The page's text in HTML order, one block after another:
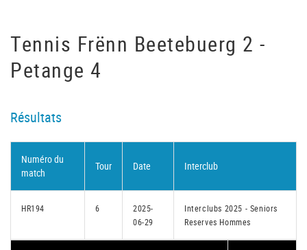
Tennis Frënn Beetebuerg 2 -
Petange 4
Résultats
Numéro du
match
Tour Date Interclub
HR194 6
2025-
06-29
Interclubs 2025 - Seniors
Reserves Hommes